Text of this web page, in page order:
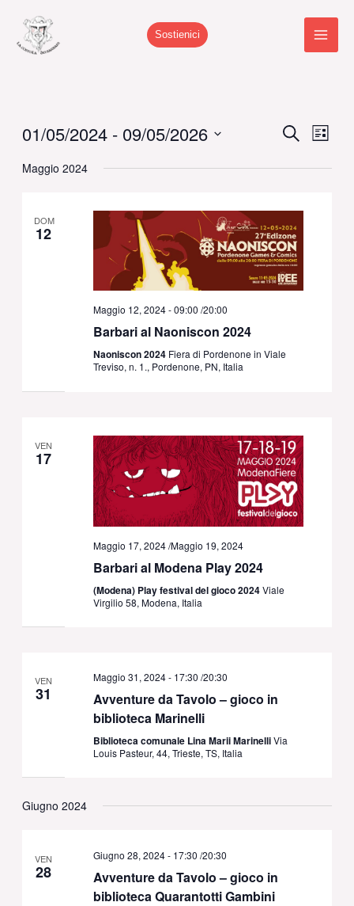
contenuto
Sostienici
Eventi
e
Navigazione
Cerca
Lista
01/05/2024 - 09/05/2026
la
Maggio 2024
DOM
12
Maggio 12, 2024 - 09:00 /20:00
Barbari al Naoniscon 2024
Naoniscon 2024 Fiera di Pordenone in Viale
Treviso, n. 1., Pordenone, PN, Italia
VEN
17
Maggio 17, 2024/Maggio 19, 2024
Barbari al Modena Play 2024
(Modena) Play festival del gioco 2024Viale
Virgilio 58, Modena, Italia
VEN
31
Maggio 31, 2024 - 17:30 /20:30
Avventure da Tavolo – gioco in
biblioteca Marinelli
Biblioteca comunale Lina Marii MarinelliVia
Louis Pasteur, 44, Trieste, TS, Italia
Giugno 2024
VEN
28
Giugno 28, 2024 - 17:30 /20:30
Avventure da Tavolo – gioco in
biblioteca Quarantotti Gambini